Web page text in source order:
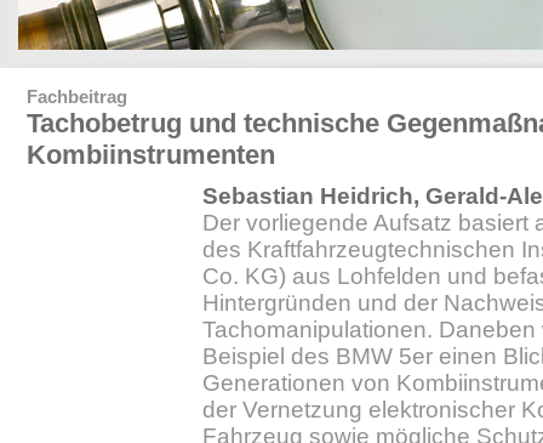
Fachbeitrag
Tachobetrug und technische
Kombiinstrumenten
Sebastian Heidrich, Gerald-
Der vorliegende Aufsatz basiert
des Kraftfahrzeugtechnischen
Co. KG) aus Lohfelden und
Hintergründen und der
Tachomanipulationen. Daneben
Beispiel des BMW 5er einen
Generationen von
der Vernetzung elektronischer
Fahrzeug sowie mögliche